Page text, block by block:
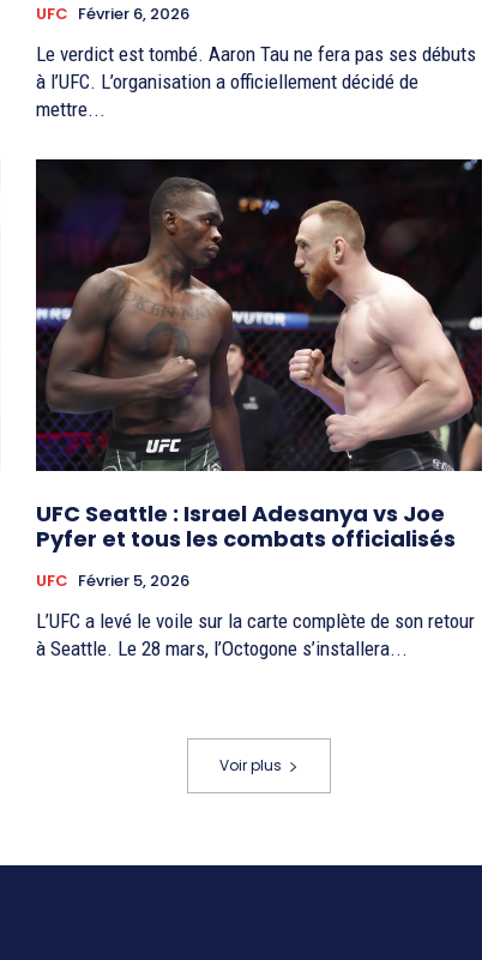
UFC Février 6, 2026
Le verdict est tombé. Aaron Tau ne fera pas ses débuts
à l’UFC. L’organisation a officiellement décidé de
mettre...
UFC Seattle : Israel Adesanya vs Joe
Pyfer et tous les combats officialisés
UFC Février 5, 2026
L’UFC a levé le voile sur la carte complète de son retour
à Seattle. Le 28 mars, l’Octogone s’installera...
Voir plus